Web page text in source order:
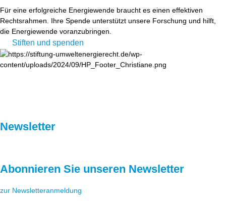
Für eine erfolgreiche Energiewende braucht es einen effektiven
Rechtsrahmen. Ihre Spende unterstützt unsere Forschung und hilft,
die Energiewende voranzubringen.
Stiften und spenden
Newsletter
Abonnieren Sie unseren Newsletter
zur Newsletteranmeldung